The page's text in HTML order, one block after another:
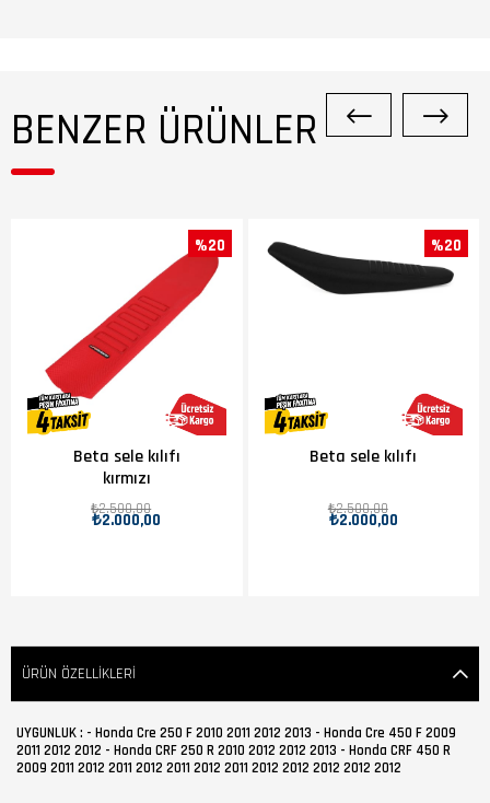
BENZER ÜRÜNLER
Beta sele kılıfı
kırmızı
₺2.000,00
₺2.500,00
%20
Beta sele kılıfı
₺2.000,00
₺2.500,00
%20
ÜRÜN ÖZELLIKLERI
UYGUNLUK : - Honda Cre 250 F 2010 2011 2012 2013 - Honda Cre 450 F 2009
2011 2012 2012 - Honda CRF 250 R 2010 2012 2012 2013 - Honda CRF 450 R
2009 2011 2012 2011 2012 2011 2012 2011 2012 2012 2012 2012 2012